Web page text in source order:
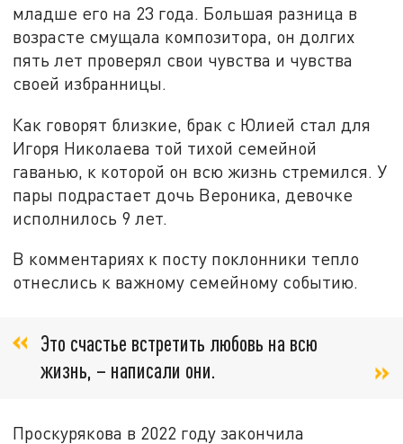
младше его на 23 года. Большая разница в
возрасте смущала композитора, он долгих
пять лет проверял свои чувства и чувства
своей избранницы.
Как говорят близкие, брак с Юлией стал для
Игоря Николаева той тихой семейной
гаванью, к которой он всю жизнь стремился. У
пары подрастает дочь Вероника, девочке
исполнилось 9 лет.
В комментариях к посту поклонники тепло
отнеслись к важному семейному событию.
Это счастье встретить любовь на всю
жизнь, – написали они.
Проскурякова в 2022 году закончила